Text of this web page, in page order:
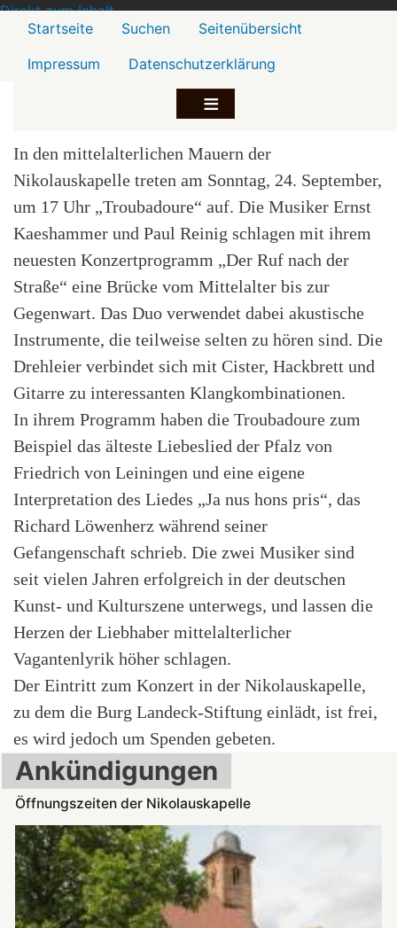
Direkt zum Inhalt
Menü2
Startseite Suchen
Seitenübersicht
Impressum
Datenschutzerklärung
In den mittelalterlichen Mauern der
Nikolauskapelle treten am Sonntag, 24. September,
um 17 Uhr „Troubadoure“ auf. Die Musiker Ernst
Kaeshammer und Paul Reinig schlagen mit ihrem
neuesten Konzertprogramm „Der Ruf nach der
Straße“ eine Brücke vom Mittelalter bis zur
Gegenwart. Das Duo verwendet dabei akustische
Instrumente, die teilweise selten zu hören sind. Die
Drehleier verbindet sich mit Cister, Hackbrett und
Gitarre zu interessanten Klangkombinationen.
In ihrem Programm haben die Troubadoure zum
Beispiel das älteste Liebeslied der Pfalz von
Friedrich von Leiningen und eine eigene
Interpretation des Liedes „Ja nus hons pris“, das
Richard Löwenherz während seiner
Gefangenschaft schrieb. Die zwei Musiker sind
seit vielen Jahren erfolgreich in der deutschen
Kunst- und Kulturszene unterwegs, und lassen die
Herzen der Liebhaber mittelalterlicher
Vagantenlyrik höher schlagen.
Der Eintritt zum Konzert in der Nikolauskapelle,
zu dem die Burg Landeck-Stiftung einlädt, ist frei,
es wird jedoch um Spenden gebeten.
Ankündigungen
Öffnungszeiten der Nikolauskapelle